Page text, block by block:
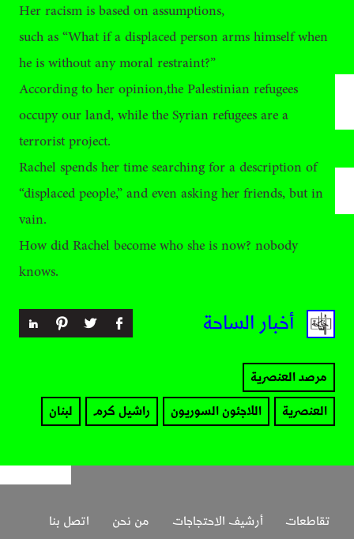
Her racism is based on assumptions,
such as “What if a displaced person arms himself when
he is without any moral restraint?”
According to her opinion,the Palestinian refugees
occupy our land, while the Syrian refugees are a
terrorist project.
Rachel spends her time searching for a description of
“displaced people,” and even asking her friends, but in
vain.
How did Rachel become who she is now? nobody
knows.
أخبار الساحة
مرصد العنصرية
العنصرية اللاجئون السوريون راشيل كرم لبنان
تقاطعات أرشيف الاحتجاجات من نحن اتصل بنا